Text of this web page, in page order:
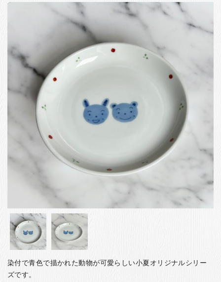
について
について
法人・飲食店のお客様
お客様の声
店舗紹介
お問い合わせ
お知らせ
染付で青色で描かれた動物が可愛らしい小夏オリジナルシリー
ズです。